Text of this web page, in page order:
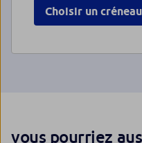
Choisir un créneau
vous pourriez